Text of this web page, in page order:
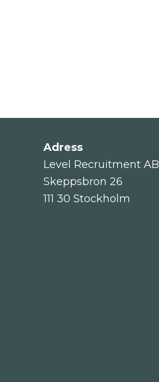
Adress
Level Recruitment AB
Skeppsbron 26
111 30 Stockholm